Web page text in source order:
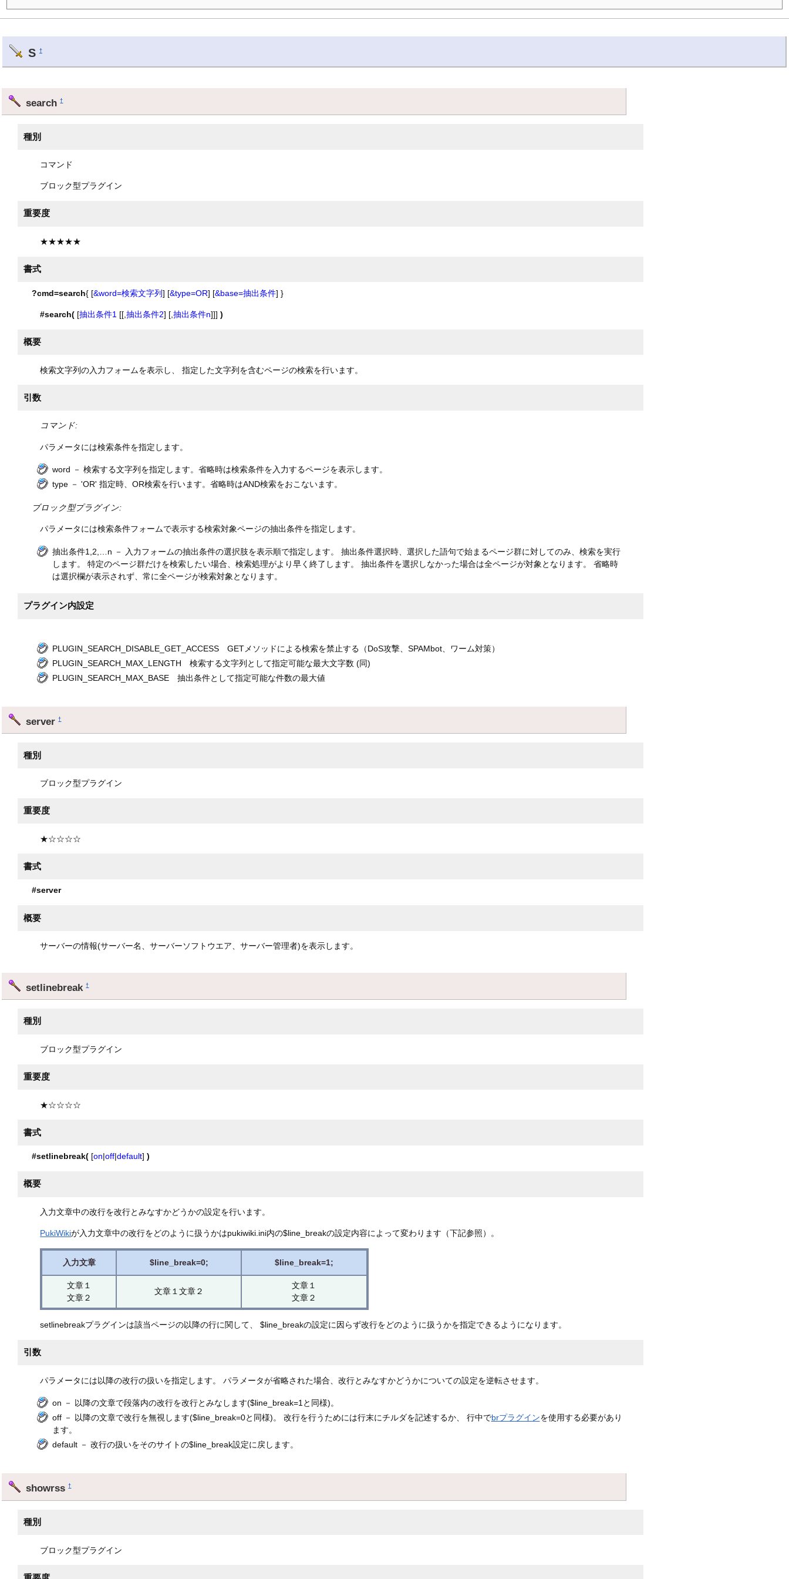
S †
search†
種別
コマンド
ブロック型プラグイン
重要度
★★★★★
書式
?cmd=search{ [&word=検索文字列] [&type=OR] [&base=抽出条件] }
#search( [抽出条件1 [[,抽出条件2] [,抽出条件n]]])
概要
検索文字列の入力フォームを表示し、 指定した文字列を含むページの検索を行います。
引数
コマンド:
パラメータには検索条件を指定します。
word － 検索する文字列を指定します。省略時は検索条件を入力するページを表示します。
type － 'OR' 指定時、OR検索を行います。省略時はAND検索をおこないます。
ブロック型プラグイン:
パラメータには検索条件フォームで表示する検索対象ページの抽出条件を指定します。
抽出条件1,2,…n － 入力フォームの抽出条件の選択肢を表示順で指定します。 抽出条件選択時、選択した語句で始まるページ群に対してのみ、検索を実行
します。 特定のページ群だけを検索したい場合、検索処理がより早く終了します。 抽出条件を選択しなかった場合は全ページが対象となります。 省略時
は選択欄が表示されず、常に全ページが検索対象となります。
プラグイン内設定
PLUGIN_SEARCH_DISABLE_GET_ACCESS GETメソッドによる検索を禁止する（DoS攻撃、SPAMbot、ワーム対策）
PLUGIN_SEARCH_MAX_LENGTH 検索する文字列として指定可能な最大文字数 (同)
PLUGIN_SEARCH_MAX_BASE 抽出条件として指定可能な件数の最大値
server†
種別
ブロック型プラグイン
重要度
★☆☆☆☆
書式
#server
概要
サーバーの情報(サーバー名、サーバーソフトウエア、サーバー管理者)を表示します。
setlinebreak†
種別
ブロック型プラグイン
重要度
★☆☆☆☆
書式
#setlinebreak([on|off|default] )
概要
入力文章中の改行を改行とみなすかどうかの設定を行います。
PukiWikiが入力文章中の改行をどのように扱うかはpukiwiki.ini内の$line_breakの設定内容によって変わります（下記参照）。
入力文章 $line_break=0; $line_break=1;
文章１
文章２
文章１文章２
文章１
文章２
setlinebreakプラグインは該当ページの以降の行に関して、 $line_breakの設定に因らず改行をどのように扱うかを指定できるようになります。
引数
パラメータには以降の改行の扱いを指定します。 パラメータが省略された場合、改行とみなすかどうかについての設定を逆転させます。
on － 以降の文章で段落内の改行を改行とみなします($line_break=1と同様)。
off － 以降の文章で改行を無視します($line_break=0と同様)。 改行を行うためには行末にチルダを記述するか、 行中でbrプラグインを使用する必要があり
ます。
default － 改行の扱いをそのサイトの$line_break設定に戻します。
showrss†
種別
ブロック型プラグイン